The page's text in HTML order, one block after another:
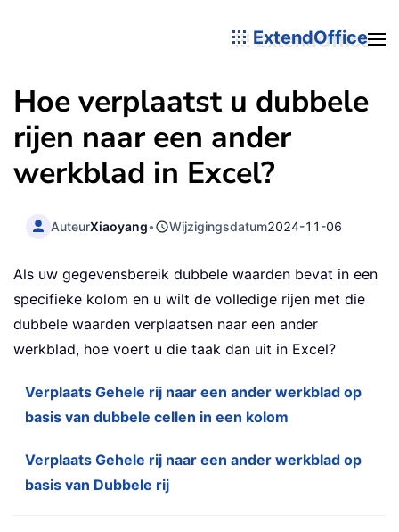
ExtendOffice
Hoe verplaatst u dubbele
rijen naar een ander
werkblad in Excel?
AuteurXiaoyang• Wijzigingsdatum2024-11-06
Als uw gegevensbereik dubbele waarden bevat in een
specifieke kolom en u wilt de volledige rijen met die
dubbele waarden verplaatsen naar een ander
werkblad, hoe voert u die taak dan uit in Excel?
Verplaats Gehele rij naar een ander werkblad op
basis van dubbele cellen in een kolom
Verplaats Gehele rij naar een ander werkblad op
basis van Dubbele rij